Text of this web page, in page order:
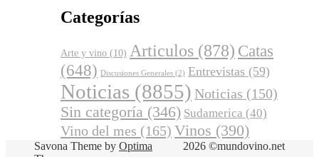
Categorías
Arte y vino (10) Articulos (878) Catas
(648) Discusiones Generales (2) Entrevistas (59)
Noticias (8855) Noticias (150)
Sin categoría (346) Sudamerica (40)
Vino del mes (165) Vinos (390)
2026 ©mundovino.net
Savona Theme by Optima